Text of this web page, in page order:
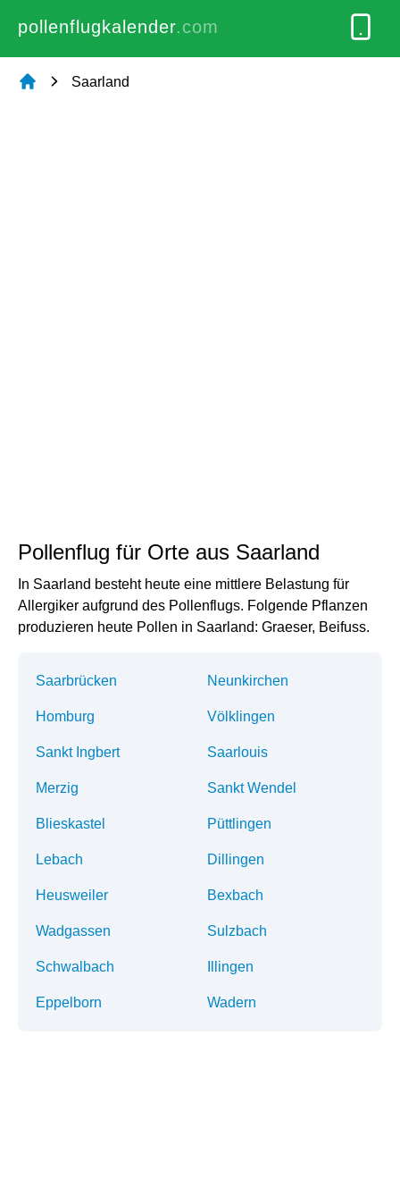
pollenflugkalender.com
Saarland
Pollenflug für Orte aus Saarland
In Saarland besteht heute eine mittlere Belastung für
Allergiker aufgrund des Pollenflugs. Folgende Pflanzen
produzieren heute Pollen in Saarland: Graeser, Beifuss.
Saarbrücken Neunkirchen
Homburg Völklingen
Sankt Ingbert Saarlouis
Merzig Sankt Wendel
Blieskastel Püttlingen
Lebach Dillingen
Heusweiler Bexbach
Wadgassen Sulzbach
Schwalbach Illingen
Eppelborn Wadern